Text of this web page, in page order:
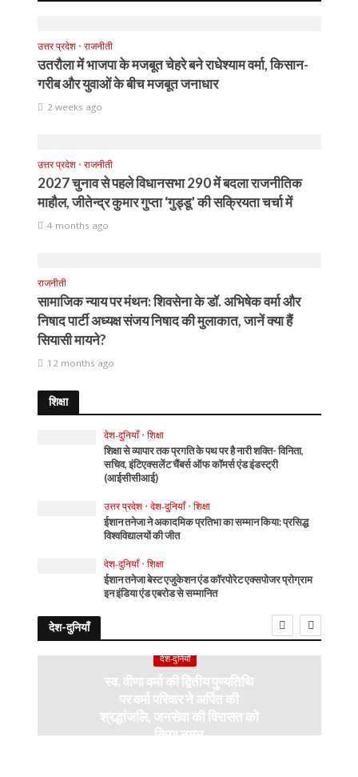
उत्तर प्रदेश • राजनीती
उतरौला में भाजपा के मजबूत चेहरे बने राधेश्याम वर्मा, किसान-
गरीब और युवाओं के बीच मजबूत जनाधार
2 weeks ago
उत्तर प्रदेश • राजनीती
2027 चुनाव से पहले विधानसभा 290 में बदला राजनीतिक
माहौल, जीतेन्द्र कुमार गुप्ता ‘गुड्डू’ की सक्रियता चर्चा में
4 months ago
राजनीती
सामाजिक न्याय पर मंथन: शिवसेना के डॉ. अभिषेक वर्मा और
निषाद पार्टी अध्यक्ष संजय निषाद की मुलाकात, जानें क्या हैं
सियासी मायने?
12 months ago
शिक्षा
देश-दुनियाँ • शिक्षा
शिक्षा से व्यापार तक प्रगति के पथ पर है नारी शक्ति- विनिता,
सचिव, इंटिएक्सलेंट चैंबर्स ऑफ कॉमर्स एंड इंडस्ट्री
(आईसीसीआई)
उत्तर प्रदेश • देश-दुनियाँ • शिक्षा
ईशान तनेजा ने अकादमिक प्रतिभा का सम्मान किया: प्रसिद्ध
विश्वविद्यालयों की जीत
देश-दुनियाँ • शिक्षा
ईशान तनेजा बेस्ट एजुकेशन एंड कॉरपोरेट एक्सपोजर प्रोग्राम
इन इंडिया एंड एबरोड से सम्मानित
देश-दुनियाँ
देश-दुनियाँ
स्व. वीणा वर्मा की द्वितीय पुण्यतिथि
पर वर्मा परिवार ने अर्पित की
श्रद्धांजलि, जनसेवा की विरासत को
किया नमन